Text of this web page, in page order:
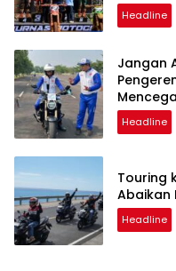
Headline
Jangan
Headline
Touring
Abaikan
Headline